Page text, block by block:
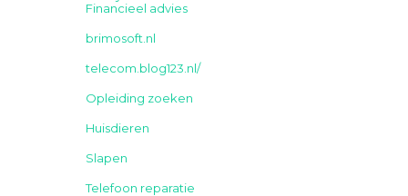
Financieel advies
brimosoft.nl
telecom.blog123.nl/
Opleiding zoeken
Huisdieren
Slapen
Telefoon reparatie